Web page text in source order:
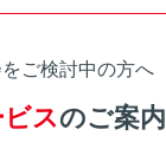
ご検討中の方へ
スのご案内